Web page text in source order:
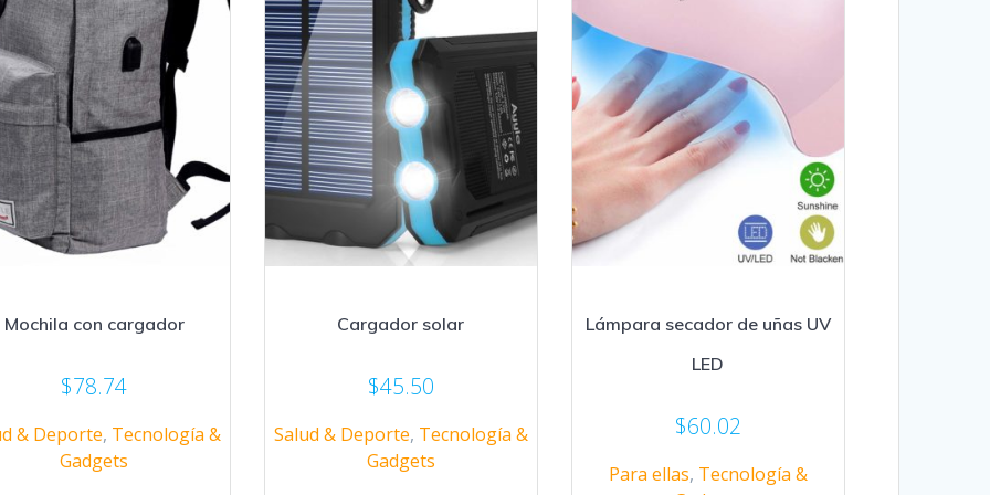
Mochila con cargador
$78.74
& Deporte, Tecnología &
Gadgets
Cargador solar
$45.50
Salud & Deporte, Tecnología &
Gadgets
Lámpara secador de uñas UV
LED
$60.02
Para ellas, Tecnología &